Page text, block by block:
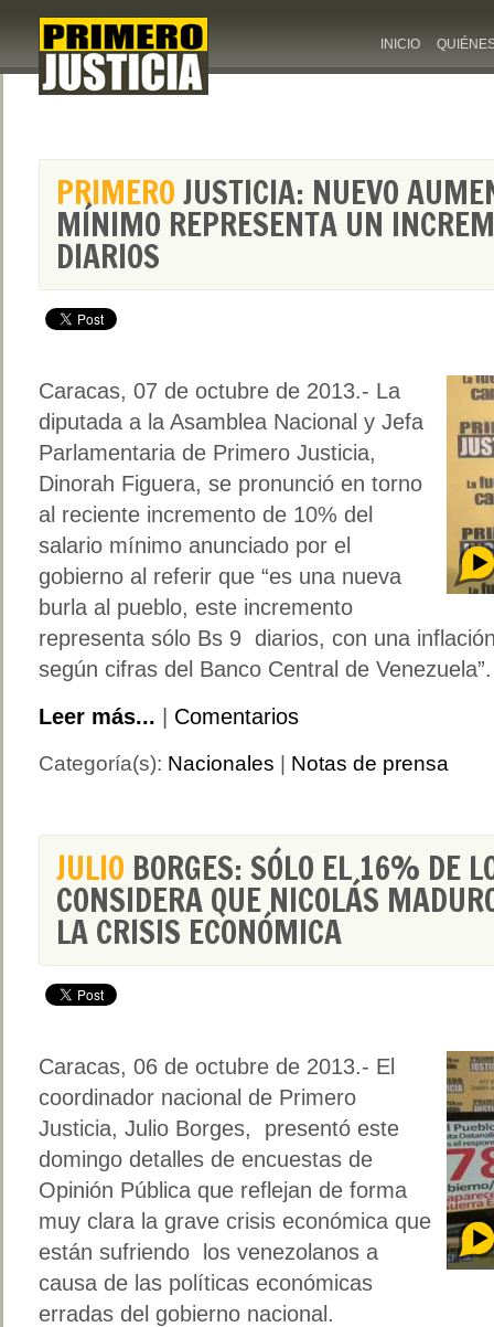
INICIO
PRIMEROJUSTICIA: NUEVO
MÍNIMO REPRESENTA UN
DIARIOS
Caracas, 07 de octubre de 2013.- La
diputada a la Asamblea Nacional y Jefa
Parlamentaria de Primero Justicia,
Dinorah Figuera, se pronunció en torno
al reciente incremento de 10% del
salario mínimo anunciado por el
gobierno al referir que “es una nueva
burla al pueblo, este incremento
representa sólo Bs 9 diarios, con una
según cifras del Banco Central de Venezuela”.
Leer más...
Comentarios
Categoría(s): Nacionales Notas de prensa
JULIO BORGES: SÓLO EL 16% DE
CONSIDERA QUE NICOLÁS
LA CRISIS ECONÓMICA
Caracas, 06 de octubre de 2013.- El
coordinador nacional de Primero
Justicia, Julio Borges, presentó este
domingo detalles de encuestas de
Opinión Pública que reflejan de forma
muy clara la grave crisis económica que
están sufriendo los venezolanos a
causa de las políticas económicas
erradas del gobierno nacional.